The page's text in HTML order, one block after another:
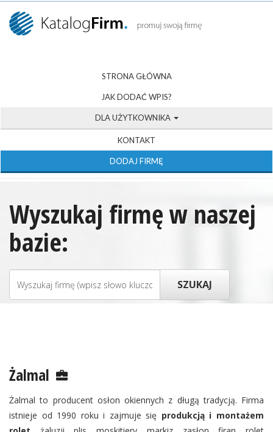
STRONA GŁÓWNA
JAK DODAĆ WPIS?
DLA UŻYTKOWNIKA
KONTAKT
DODAJ FIRMĘ
Wyszukaj firmę w naszej
bazie:
Żalmal
Żalmal to producent osłon okiennych z długą tradycją. Firma
istnieje od 1990 roku i zajmuje się produkcją i montażem